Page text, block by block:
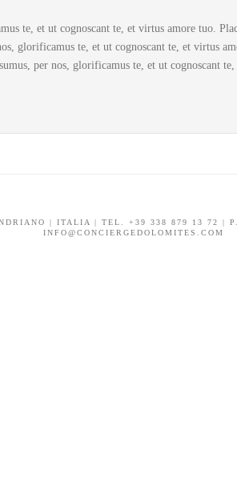
te, et ut cognoscant te, et virtus amore tuo.
glorificamus te, et ut cognoscant te, et virtus
per nos, glorificamus te, et ut cognoscant
| ITALIA | TEL. +39 338 879 13 72 |
INFO@CONCIERGEDOLOMITES.COM